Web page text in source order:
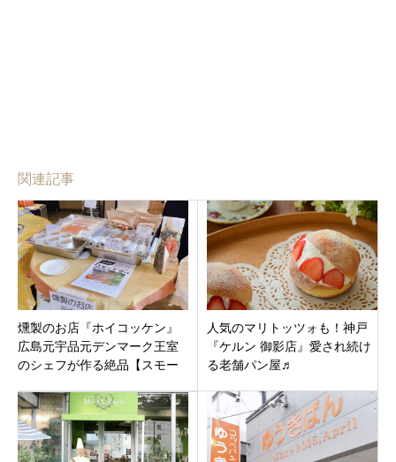
関連記事
燻製のお店『ホイコッケン』
広島元宇品元デンマーク王室
のシェフが作る絶品【スモー
人気のマリトッツォも！神戸
『ケルン 御影店』愛され続け
る老舗パン屋♬